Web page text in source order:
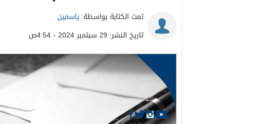
تمت الكتابة بواسطة: ياسمين
تاريخ النشر: 29 سبتمبر 2024 - 4:54ص